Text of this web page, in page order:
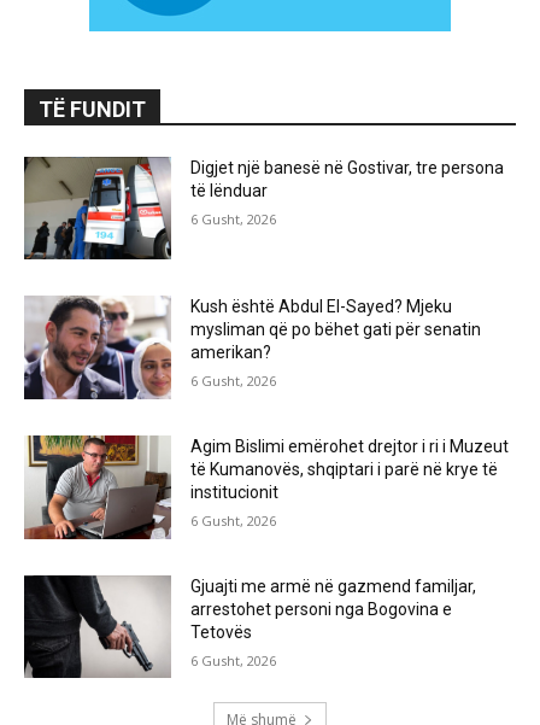
TË FUNDIT
Digjet një banesë në Gostivar, tre persona
të lënduar
6 Gusht, 2026
Kush është Abdul El-Sayed? Mjeku
mysliman që po bëhet gati për senatin
amerikan?
6 Gusht, 2026
Agim Bislimi emërohet drejtor i ri i Muzeut
të Kumanovës, shqiptari i parë në krye të
institucionit
6 Gusht, 2026
Gjuajti me armë në gazmend familjar,
arrestohet personi nga Bogovina e
Tetovës
6 Gusht, 2026
Më shumë